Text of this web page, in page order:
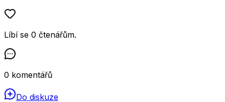
Líbí se 0 čtenářům.
0 komentářů
Do diskuze